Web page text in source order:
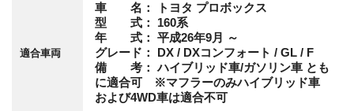
適合車両
車 名： トヨタ プロボックス
型 式： 160系
年 式： 平成26年9月 ～
グレード： DX / DXコンフォート / GL / F
備 考： ハイブリッド車/ガソリン車 とも
に適合可 ※マフラーのみハイブリッド車
および4WD車は適合不可